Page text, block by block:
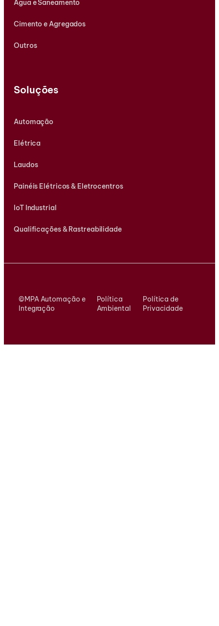
Água e Saneamento
Cimento e Agregados
Outros
Soluções
Automação
Elétrica
Laudos
Painéis Elétricos & Eletrocentros
IoT Industrial
Qualificações & Rastreabilidade
©MPA Automação e
Integração
Política
Ambiental
Política de
Privacidade